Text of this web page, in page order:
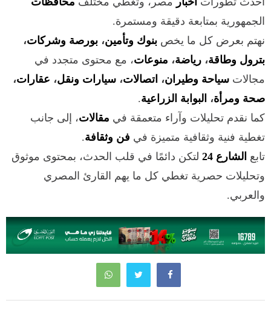
الجمهورية بمتابعة دقيقة ومستمرة.
نهتم بعرض كل ما يخص بنوك وتأمين، بورصة وشركات،
بترول وطاقة، رياضة، منوعات، مع محتوى متجدد في
مجالات سياحة وطيران، اتصالات، سيارات ونقل، عقارات،
صحة ومرأة، البوابة الزراعية.
كما نقدم تحليلات وآراء متعمقة في مقالات، إلى جانب
تغطية فنية وثقافية متميزة في فن وثقافة.
تابع الشارع 24
لتكن دائمًا في قلب الحدث، بمحتوى موثوق
وتحليلات حصرية تغطي كل ما يهم القارئ المصري
والعربي.